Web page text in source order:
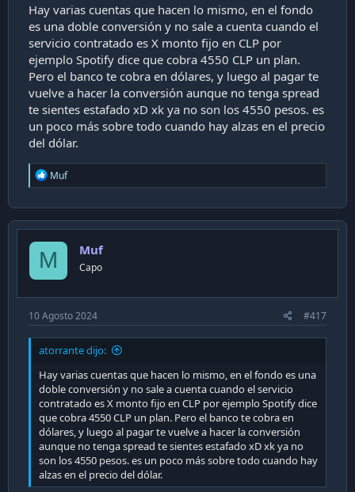
Hay varias cuentas que hacen lo mismo, en el fondo
es una doble conversión y no sale a cuenta cuando el
servicio contratado es X monto fijo en CLP por
ejemplo Spotify dice que cobra 4550 CLP un plan.
Pero el banco te cobra en dólares, y luego al pagar te
vuelve a hacer la conversión aunque no tenga spread
te sientes estafado xD xk ya no son los 4550 pesos. es
un poco más sobre todo cuando hay alzas en el precio
del dólar.
R
e
c
t
o
n
Muf
M Muf
Capo
10 Agosto 2024 #417
atorrante dijo:
Hay varias cuentas que hacen lo mismo, en el fondo es una
doble conversión y no sale a cuenta cuando el servicio
contratado es X monto fijo en CLP por ejemplo Spotify dice
que cobra 4550 CLP un plan. Pero el banco te cobra en
dólares, y luego al pagar te vuelve a hacer la conversión
aunque no tenga spread te sientes estafado xD xk ya no
son los 4550 pesos. es un poco más sobre todo cuando hay
alzas en el precio del dólar.